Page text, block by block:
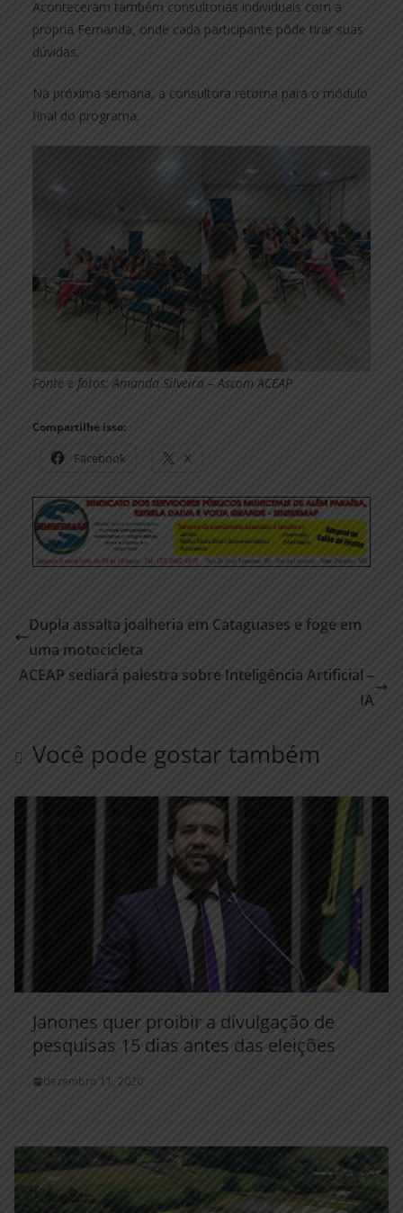
Aconteceram também consultorias individuais com a
própria Fernanda, onde cada participante pôde tirar suas
dúvidas.
Na próxima semana, a consultora retorna para o módulo
final do programa.
Fonte e fotos: Amanda Silveira – Ascom ACEAP
Compartilhe isso:
Facebook X
Dupla assalta joalheria em Cataguases e foge em
uma motocicleta
ACEAP sediará palestra sobre Inteligência Artificial –
IA
Você pode gostar também
Janones quer proibir a divulgação de
pesquisas 15 dias antes das eleições
dezembro 11, 2020